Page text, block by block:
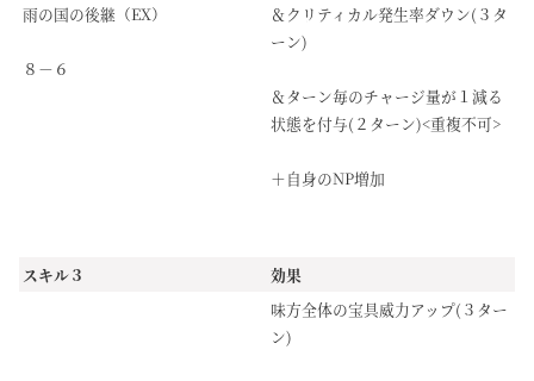
雨の国の後継（EX）
８－６
＆クリティカル発生率ダウン(３タ
ーン)
＆ターン毎のチャージ量が１減る
状態を付与(２ターン)<重複不可>
＋自身のNP増加
スキル３ 効果
味方全体の宝具威力アップ(３ター
ン)